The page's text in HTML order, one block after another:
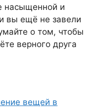
насыщенной и
вы ещё не завели
о том, чтобы
верного друга
вещей в